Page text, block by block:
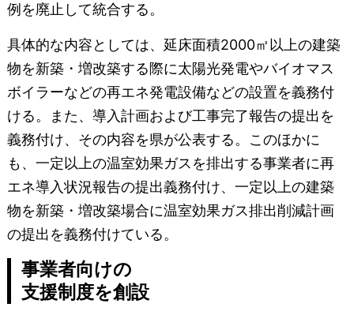
例を廃止して統合する。
具体的な内容としては、延床面積2000㎡以上の建築
物を新築・増改築する際に太陽光発電やバイオマス
ボイラーなどの再エネ発電設備などの設置を義務付
ける。また、導入計画および工事完了報告の提出を
義務付け、その内容を県が公表する。このほかに
も、一定以上の温室効果ガスを排出する事業者に再
エネ導入状況報告の提出義務付け、一定以上の建築
物を新築・増改築場合に温室効果ガス排出削減計画
の提出を義務付けている。
事業者向けの
支援制度を創設